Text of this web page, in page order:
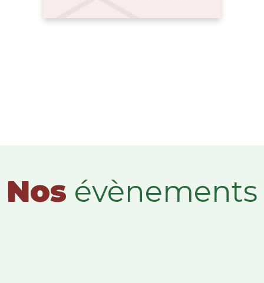
Nos évènements